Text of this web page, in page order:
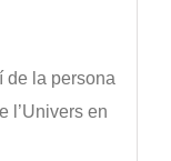
de la persona
l’Univers en